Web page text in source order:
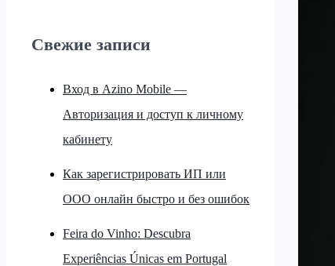
Свежие записи
Вход в Azino Mobile —
Авторизация и доступ к личному
кабинету
Как зарегистрировать ИП или
ООО онлайн быстро и без ошибок
Feira do Vinho: Descubra
Experiências Únicas em Portugal